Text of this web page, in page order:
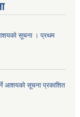
सूचना । प्रथम
आशयको सूचना प्रकाशित